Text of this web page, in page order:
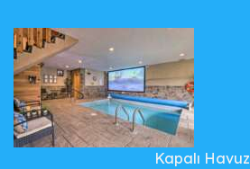
Kapalı Havuz